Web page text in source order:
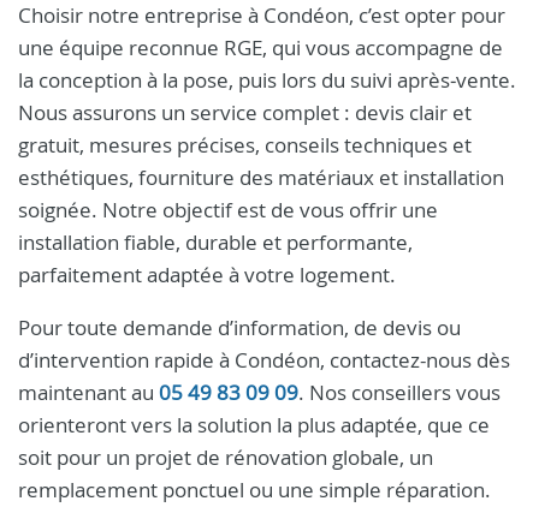
Choisir notre entreprise à Condéon, c’est opter pour
une équipe reconnue RGE, qui vous accompagne de
la conception à la pose, puis lors du suivi après‑vente.
Nous assurons un service complet : devis clair et
gratuit, mesures précises, conseils techniques et
esthétiques, fourniture des matériaux et installation
soignée. Notre objectif est de vous offrir une
installation fiable, durable et performante,
parfaitement adaptée à votre logement.
Pour toute demande d’information, de devis ou
d’intervention rapide à Condéon, contactez-nous dès
maintenant au 05 49 83 09 09. Nos conseillers vous
orienteront vers la solution la plus adaptée, que ce
soit pour un projet de rénovation globale, un
remplacement ponctuel ou une simple réparation.